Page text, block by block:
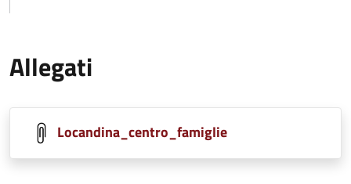
Allegati
Locandina_centro_famiglie